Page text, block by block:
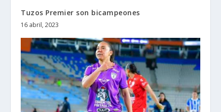
Tuzos Premier son bicampeones
16 abril, 2023